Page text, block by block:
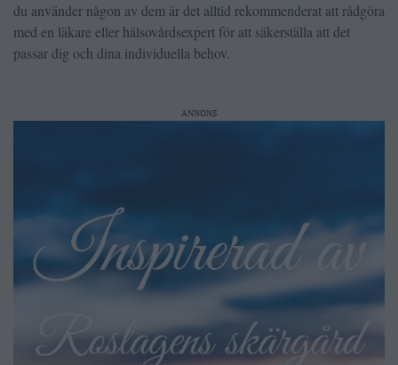
du använder någon av dem är det alltid rekommenderat att rådgöra
med en läkare eller hälsovårdsexpert för att säkerställa att det
passar dig och dina individuella behov.
ANNONS